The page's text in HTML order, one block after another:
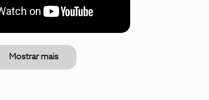
Mostrar mais